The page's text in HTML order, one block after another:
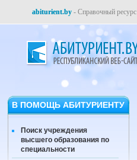
abiturient.by - Справочный
В ПОМОЩЬ АБИТУРИЕНТУ
Поиск учреждения
высшего образования по
специальности